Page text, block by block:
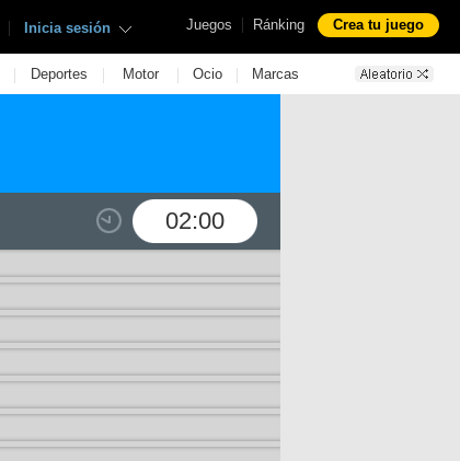
Juegos | Ránking Crea tu juego
| Inicia sesión
| Deportes | Motor | Ocio | Marcas
02:00